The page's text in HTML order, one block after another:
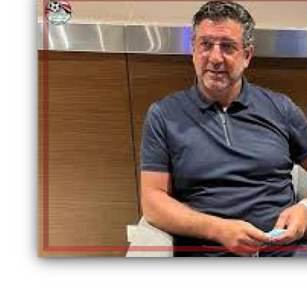
إلهام شرشر تكتب: «صلاح» ملك
المحبة.. رسول السلام والإنسانية
إلهام شرشر تكتب: دي مبقتش كورة..
دي سياسة